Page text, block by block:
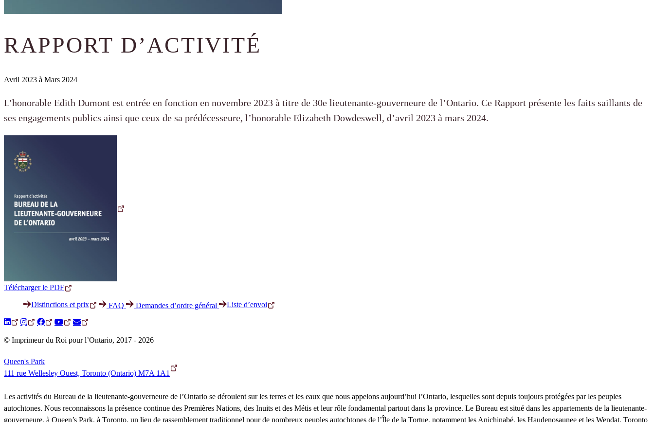
RAPPORT D’ACTIVITÉ
Avril 2023 à Mars 2024
L’honorable Edith Dumont est entrée en fonction en novembre 2023 à titre de 30e lieutenante-gouverneure de l’Ontario. Ce Rapport présente les faits saillants de
ses engagements publics ainsi que ceux de sa prédécesseure, l’honorable Elizabeth Dowdeswell, d’avril 2023 à mars 2024.
Télécharger le PDF
Distinctions et prix FAQ Demandes d’ordre général Liste d’envoi
© Imprimeur du Roi pour l’Ontario, 2017 - 2026
Queen's Park
111 rue Wellesley Ouest, Toronto (Ontario) M7A 1A1
Les activités du Bureau de la lieutenante-gouverneure de l’Ontario se déroulent sur les terres et les eaux que nous appelons aujourd’hui l’Ontario, lesquelles sont depuis toujours protégées par les peuples
autochtones. Nous reconnaissons la présence continue des Premières Nations, des Inuits et des Métis et leur rôle fondamental partout dans la province. Le Bureau est situé dans les appartements de la lieutenante-
gouverneure, à Queen’s Park, à Toronto, un lieu de rassemblement traditionnel pour de nombreux peuples autochtones de l’Île de la Tortue, notamment les Anichinabé, les Haudenosaunee et les Wendat. Toronto